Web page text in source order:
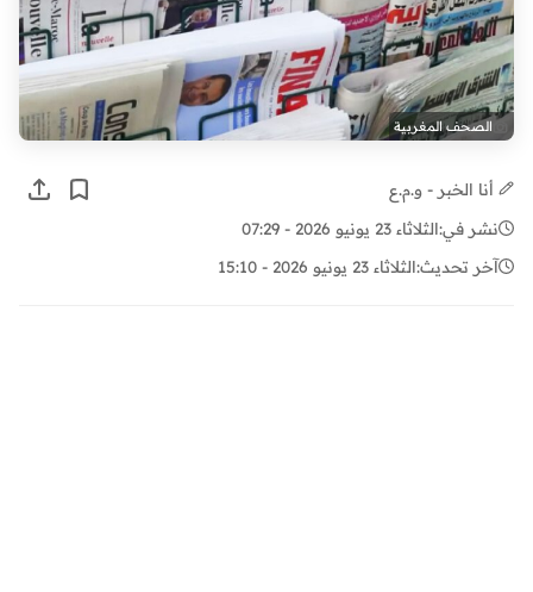
الصحف المغربية
أنا الخبر - و.م.ع
نشر في:الثلاثاء 23 يونيو 2026 - 07:29
آخر تحديث:الثلاثاء 23 يونيو 2026 - 15:10